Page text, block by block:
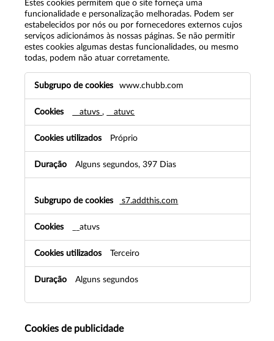
Estes cookies permitem que o site forneça uma
funcionalidade e personalização melhoradas. Podem ser
estabelecidos por nós ou por fornecedores externos cujos
serviços adicionámos às nossas páginas. Se não permitir
estes cookies algumas destas funcionalidades, ou mesmo
todas, podem não atuar corretamente.
o
i
c
o
d
e
www.chubb.com
__atuvs, __atuvc
Próprio
Alguns segundos, 397 Dias
s7.addthis.com
__atuvs
Terceiro
Alguns segundos
Cookies de publicidade